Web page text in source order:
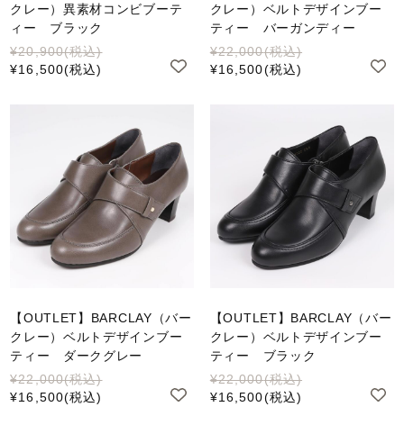
クレー）異素材コンビブーテ
ィー ブラック
¥20,900(税込)
¥16,500(税込)
クレー）ベルトデザインブー
ティー バーガンディー
¥22,000(税込)
¥16,500(税込)
【OUTLET】BARCLAY（バー
クレー）ベルトデザインブー
ティー ダークグレー
¥22,000(税込)
¥16,500(税込)
【OUTLET】BARCLAY（バー
クレー）ベルトデザインブー
ティー ブラック
¥22,000(税込)
¥16,500(税込)